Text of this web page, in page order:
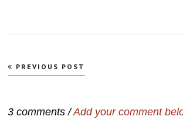
Navegação
de
PREVIOUS POST
3 comments /Add your comment